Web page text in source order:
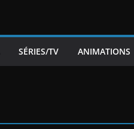
SÉRIES/TV ANIMATIONS